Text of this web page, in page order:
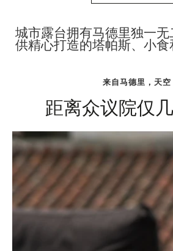
城市露台拥有马德里独一无
供精心打造的塔帕斯、小食
来自马德里，天空
距离众议院仅